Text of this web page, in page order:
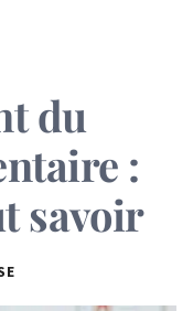
du
:
savoir